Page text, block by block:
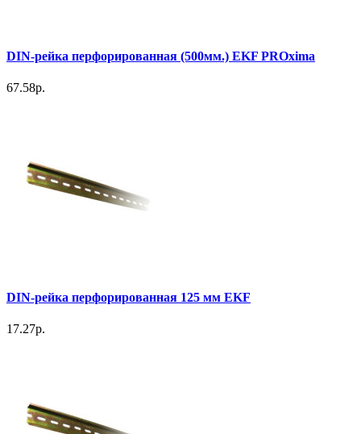
DIN-рейка перфорированная (500мм.) EKF PROxima
67.58р.
DIN-рейка перфорированная 125 мм EKF
17.27р.